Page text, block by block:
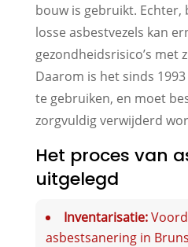
bouw is gebruikt. Echter,
losse asbestvezels kan
gezondheidsrisico’s met
Daarom is het sinds
te gebruiken, en moet
zorgvuldig verwijderd
Het proces van
uitgelegd
Inventarisatie:
asbestsanering in